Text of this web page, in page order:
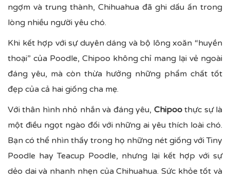
ngợm và trung thành, Chihuahua đã ghi dấu ấn trong
lòng nhiều người yêu chó.
Khi kết hợp với sự duyên dáng và bộ lông xoăn “huyền
thoại” của Poodle, Chipoo không chỉ mang lại vẻ ngoài
đáng yêu, mà còn thừa hưởng những phẩm chất tốt
đẹp của cả hai giống cha mẹ.
Với thân hình nhỏ nhắn và đáng yêu, Chipoothực sự là
một điều ngọt ngào đối với những ai yêu thích loài chó.
Bạn có thể nhìn thấy trong họ những nét giống với Tiny
Poodle hay Teacup Poodle, nhưng lại kết hợp với sự
dẻo dai và nhanh nhẹn của Chihuahua. Sức khỏe tốt và